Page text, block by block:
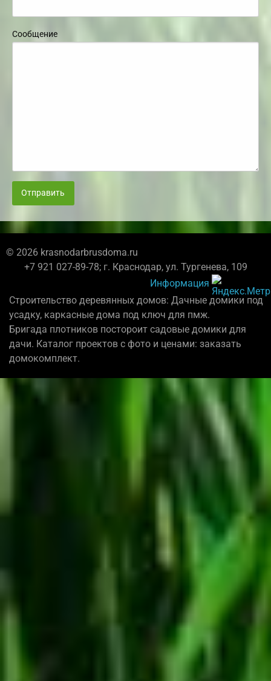
Сообщение
Отправить
© 2026 krasnodarbrusdoma.ru
+7 921 027-89-78; г. Краснодар, ул. Тургенева, 109
Информация
Строительство деревянных домов: Дачные домики под
усадку, каркасные дома под ключ для пмж.
Бригада плотников постороит садовые домики для
дачи. Каталог проектов с фото и ценами: заказать
домокомплект.